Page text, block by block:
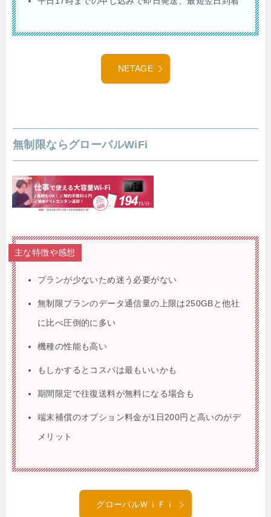
NETAGE
無制限ならグローバルWiFi
主な特徴や感想
プランが少ないため迷う必要がない
無制限プランのデータ通信量の上限は250GBと他社
に比べ圧倒的に多い
機種の性能も高い
もしかするとコスパは最もいいかも
期間限定で往復送料が無料になる場合も
端末補償のオプション料金が1日200円と高いのがデ
メリット
グローバルＷｉＦｉ